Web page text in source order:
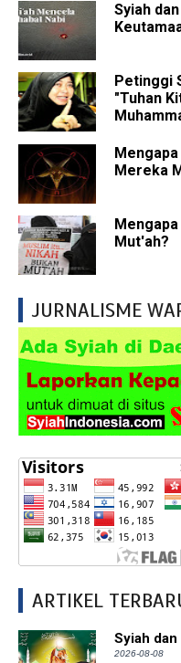
Syiah
Petinggi
"Tuhan
Mereka
Mut'ah?
JURNALISME
ARTIKEL
Syiah
2026-08-08